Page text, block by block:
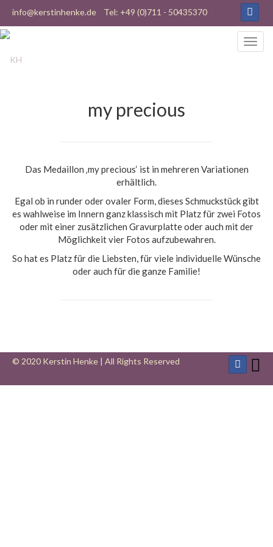
info@kerstinhenke.de Tel: +49 (0)711 - 50435370
my precious
Das Medaillon ‚my precious‘ ist in mehreren Variationen
erhältlich.
Egal ob in runder oder ovaler Form, dieses Schmuckstück gibt
es wahlweise im Innern ganz klassisch mit Platz für zwei Fotos
oder mit einer zusätzlichen Gravurplatte oder auch mit der
Möglichkeit vier Fotos aufzubewahren.
So hat es Platz für die Liebsten, für viele individuelle Wünsche
oder auch für die ganze Familie!
© 2020 Kerstin Henke | All Rights Reserved